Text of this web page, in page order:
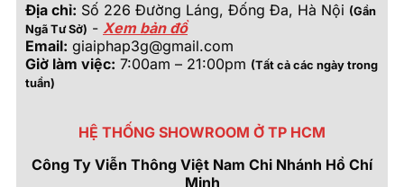
Địa chỉ: Số 226 Đường Láng, Đống Đa, Hà Nội (Gần
Ngã Tư Sở) - Xem bản đồ
Email: giaiphap3g@gmail.com
Giờ làm việc: 7:00am – 21:00pm (Tất cả các ngày trong
tuần)
HỆ THỐNG SHOWROOM Ở TP HCM
Công Ty Viễn Thông Việt Nam Chi Nhánh Hồ Chí
Minh